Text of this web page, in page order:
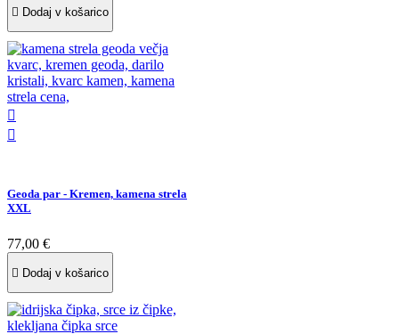
 Dodaj v košarico


Geoda par - Kremen, kamena strela
XXL
77,00 €
 Dodaj v košarico